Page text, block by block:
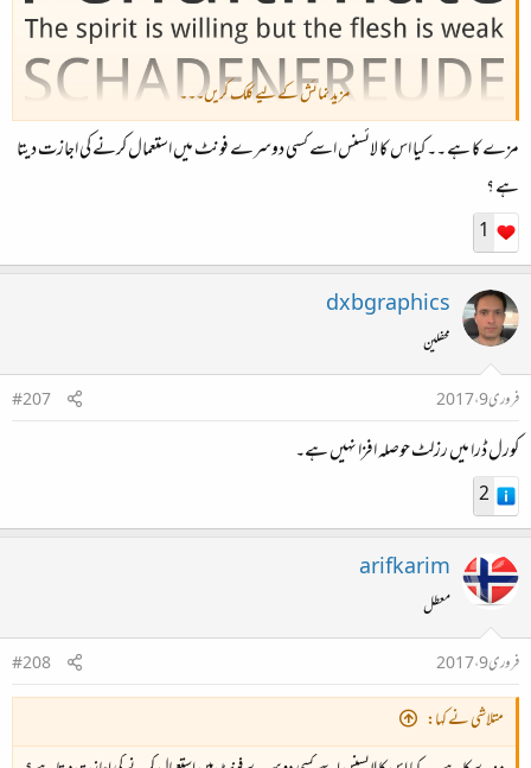
Google Fonts
مزید نمائش کے لیے کلک کریں۔۔۔
مزے کا ہے ۔۔ کیا اس کا لائسنس اسے کسی دوسرے فونٹ میں استعمال کرنے کی اجازت دیتا
ہے ؟
1
dxbgraphics
محفلین
فروری 9، 2017
#207
کورل ڈرا میں رزلٹ حوصلہ افزا نہیں ہے۔
2
arifkarim
معطل
فروری 9، 2017
#208
متلاشی نے کہا: